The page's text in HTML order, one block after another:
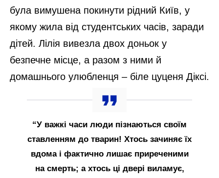
була вимушена покинути рідний Київ, у
якому жила від студентських часів, заради
дітей. Лілія вивезла двох доньок у
безпечне місце, а разом з ними й
домашнього улюбленця – біле цуценя Діксі.
“У важкі часи люди пізнаються своїм
ставленням до тварин! Хтось зачиняє їх
вдома і фактично лишає приреченими
на смерть; а хтось ці двері виламує,